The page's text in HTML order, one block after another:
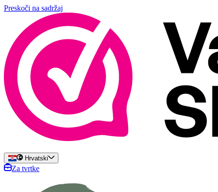
Preskoči na sadržaj
Hrvatski
Za tvrtke